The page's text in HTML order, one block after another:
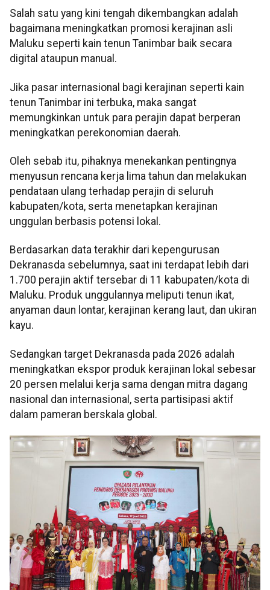
Salah satu yang kini tengah dikembangkan adalah
bagaimana meningkatkan promosi kerajinan asli
Maluku seperti kain tenun Tanimbar baik secara
digital ataupun manual.
Jika pasar internasional bagi kerajinan seperti kain
tenun Tanimbar ini terbuka, maka sangat
memungkinkan untuk para perajin dapat berperan
meningkatkan perekonomian daerah.
Oleh sebab itu, pihaknya menekankan pentingnya
menyusun rencana kerja lima tahun dan melakukan
pendataan ulang terhadap perajin di seluruh
kabupaten/kota, serta menetapkan kerajinan
unggulan berbasis potensi lokal.
Berdasarkan data terakhir dari kepengurusan
Dekranasda sebelumnya, saat ini terdapat lebih dari
1.700 perajin aktif tersebar di 11 kabupaten/kota di
Maluku. Produk unggulannya meliputi tenun ikat,
anyaman daun lontar, kerajinan kerang laut, dan ukiran
kayu.
Sedangkan target Dekranasda pada 2026 adalah
meningkatkan ekspor produk kerajinan lokal sebesar
20 persen melalui kerja sama dengan mitra dagang
nasional dan internasional, serta partisipasi aktif
dalam pameran berskala global.